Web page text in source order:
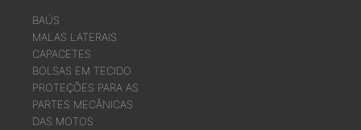
BAÚS
MALAS LATERAIS
CAPACETES
BOLSAS EM TECIDO
PROTEÇÕES PARA AS
PARTES MECÂNICAS
DAS MOTOS